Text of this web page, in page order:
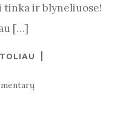
tinka ir blyneliuose!
[…]